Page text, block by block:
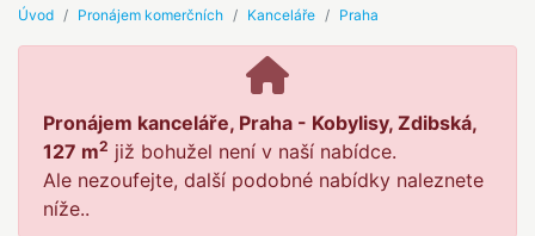
Úvod Pronájem komerčních Kanceláře Praha
Pronájem kanceláře, Praha - Kobylisy, Zdibská,
127 m2 již bohužel není v naší nabídce.
Ale nezoufejte, další podobné nabídky naleznete
níže..